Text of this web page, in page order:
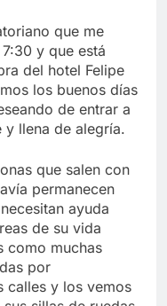
que me
y que está
del hotel Felipe
los buenos días
de entrar a
y llena de alegría.
que salen con
permanecen
ayuda
de su vida
como muchas
por
calles y los vemos